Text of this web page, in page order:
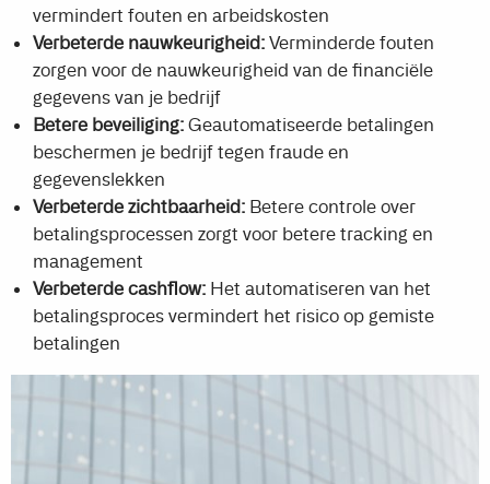
vermindert fouten en arbeidskosten
Verbeterde nauwkeurigheid: Verminderde fouten
zorgen voor de nauwkeurigheid van de financiële
gegevens van je bedrijf
Betere beveiliging: Geautomatiseerde betalingen
beschermen je bedrijf tegen fraude en
gegevenslekken
Verbeterde zichtbaarheid: Betere controle over
betalingsprocessen zorgt voor betere tracking en
management
Verbeterde cashflow: Het automatiseren van het
betalingsproces vermindert het risico op gemiste
betalingen